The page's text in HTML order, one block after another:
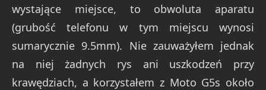
wystające miejsce, to obwoluta aparatu
(grubość telefonu w tym miejscu wynosi
sumarycznie 9.5mm). Nie zauważyłem jednak
na niej żadnych rys ani uszkodzeń przy
krawędziach, a korzystałem z Moto G5s około